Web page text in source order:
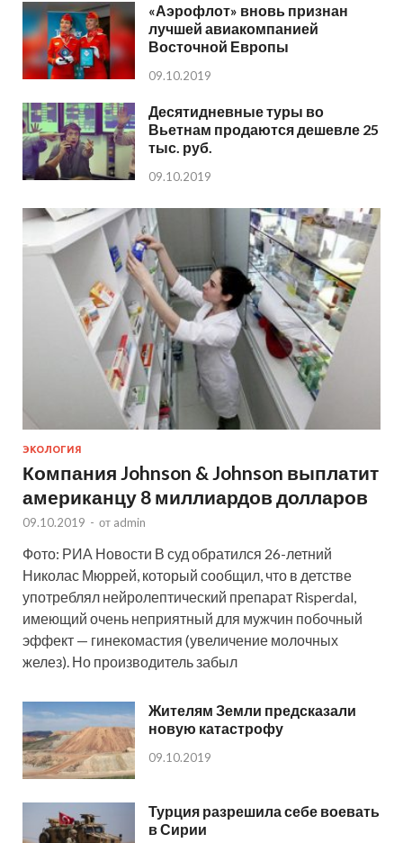
«Аэрофлот» вновь признан
лучшей авиакомпанией
Восточной Европы
09.10.2019
Десятидневные туры во
Вьетнам продаются дешевле 25
тыс. руб.
09.10.2019
ЭКОЛОГИЯ
Компания Johnson & Johnson выплатит
американцу 8 миллиардов долларов
09.10.2019 - от admin
Фото: РИА Новости В суд обратился 26-летний
Николас Мюррей, который сообщил, что в детстве
употреблял нейролептический препарат Risperdal,
имеющий очень неприятный для мужчин побочный
эффект — гинекомастия (увеличение молочных
желез). Но производитель забыл
Жителям Земли предсказали
новую катастрофу
09.10.2019
Турция разрешила себе воевать
в Сирии